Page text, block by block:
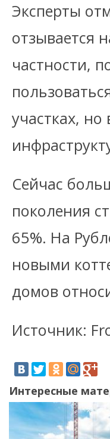
Эксперты
отзывается
частности,
участках,
Сейчас
поколения
65%. На
новыми
домов
Источник:
Интересные